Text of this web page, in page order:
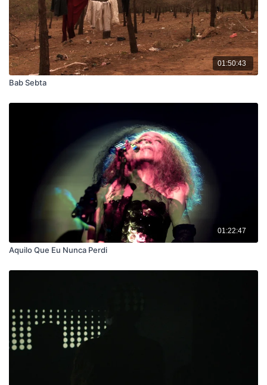
01:50:43
Bab Sebta
01:22:47
Aquilo Que Eu Nunca Perdi